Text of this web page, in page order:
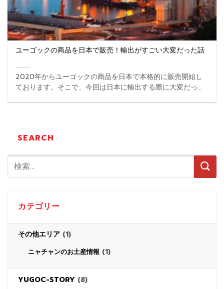
SEARCH
カテゴリー
その他エリア (1)
ニャチャンのお土産情報 (1)
YUGOC-STORY (8)
ユーゴックの商品を日本で販売！輸出がすごい大変だった話
2020年からユーゴックの商品を日本で本格的に販売開始し
ております。そこで、今回は日本に輸出する際に大変だった